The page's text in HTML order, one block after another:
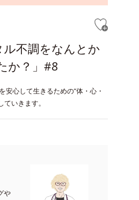
不調をなんとか
か？」#8
心して生きるための“体・心・
いきます。
や